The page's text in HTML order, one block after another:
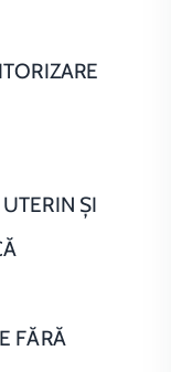
ŞI
FĂRĂ